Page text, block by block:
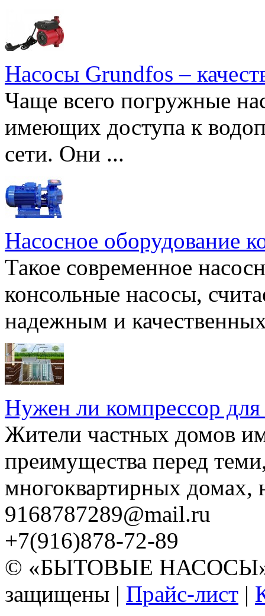
Насосы Grundfos –
Чаще всего погружные
имеющих доступа к
сети. Они ...
Насосное оборудование
Такое современное
консольные насосы,
надежным и
Нужен ли компрессор для
Жители частных домов
преимущества перед
многоквартирных домах,
9168787289@mail.ru
+7(916)878-72-89
© «БЫТОВЫЕ НАСОСЫ»
защищены | Прайс-лист |